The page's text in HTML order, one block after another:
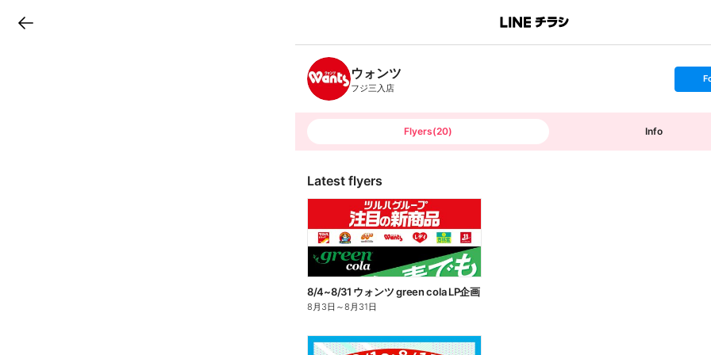
B
n
c
h
T
ウォンツ
フジ三入店
s
t
o
Flyers(20) Info
Latest flyers
8/4~8/31 ウォンツ green cola LP企画
8月3日 ～8月31日